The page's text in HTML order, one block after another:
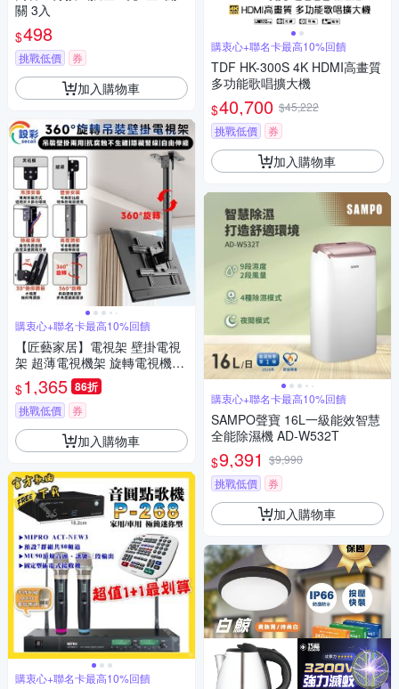
關 3入
$498
挑戰低價 券
加入購物車
購衷心+聯名卡最高10%回饋
【匠藝家居】電視架 壁掛電視
架 超薄電視機架 旋轉電視機架
-加強26-65英吋 2米吊架+可調
節側裝
$1,365 86折
挑戰低價 券
加入購物車
購衷心+聯名卡最高10%回饋
購衷心+聯名卡最高10%回饋
TDF HK-300S 4K HDMI高畫質
多功能歌唱擴大機
$40,700 $45,222
挑戰低價
券
加入購物車
購衷心+聯名卡最高10%回饋
SAMPO聲寶 16L一級能效智慧
全能除濕機 AD-W532T
$9,391 $9,990
挑戰低價
券
加入購物車